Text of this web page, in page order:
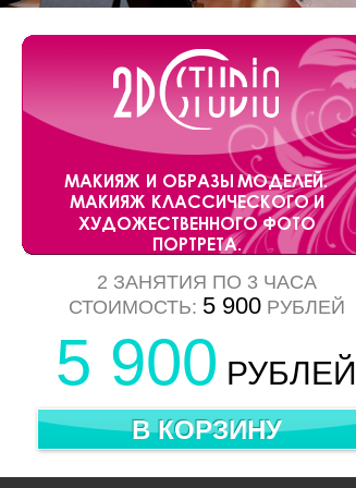
2 ЗАНЯТИЯ ПО 3 ЧАСА
СТОИМОСТЬ: 5 900РУБЛЕЙ
5 900 РУБЛЕЙ